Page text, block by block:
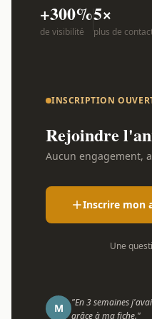
+300%
de visibilité
5×
plus de
INSCRIPTION
Rejoindre
Aucun engagement,
Inscrire mon
Une
M
"En 3 semaines
grâce à ma fiche."